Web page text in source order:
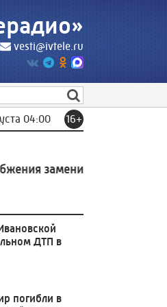
vesti@ivtele.ru
04:00 16+
в индустриальном
ДТП в
погибли в